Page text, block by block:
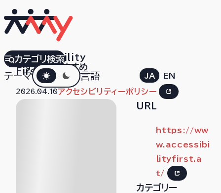
すべておすすめ
テーマダークモード言語 JA EN
カテゴリ検索
Accessibility
First
2026.04.10アクセシビリティーポリシー
URL
https://ww
w.accessibi
lityfirst.a
t/
カテゴリー